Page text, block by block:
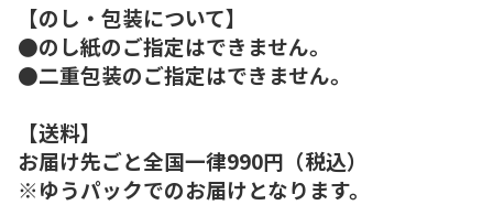
【のし・包装について】
●のし紙のご指定はできません。
●二重包装のご指定はできません。
【送料】
お届け先ごと全国一律990円（税込）
※ゆうパックでのお届けとなります。